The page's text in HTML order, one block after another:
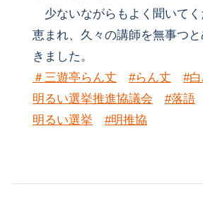
少ないながらもよく聞いてく
恵まれ、久々の講師を無事つ
きました。
＃三遊亭らん丈
#らん丈 #
明るい選挙推進協議会
#落語
明るい選挙
#明推協